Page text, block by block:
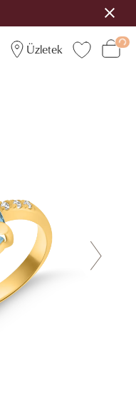
Üzletek